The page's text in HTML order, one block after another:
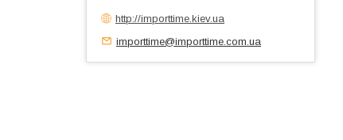
http://importtime.kiev.ua
importtime@importtime.com.ua